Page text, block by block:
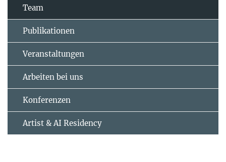
Team
Publikationen
Veranstaltungen
Arbeiten bei uns
Konferenzen
Artist & AI Residency